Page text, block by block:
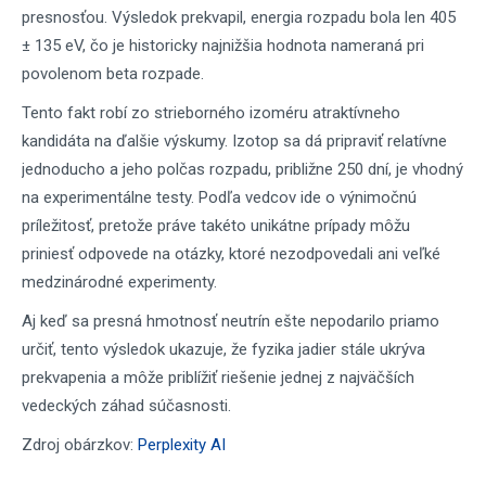
presnosťou. Výsledok prekvapil, energia rozpadu bola len 405
± 135 eV, čo je historicky najnižšia hodnota nameraná pri
povolenom beta rozpade.
Tento fakt robí zo strieborného izoméru atraktívneho
kandidáta na ďalšie výskumy. Izotop sa dá pripraviť relatívne
jednoducho a jeho polčas rozpadu, približne 250 dní, je vhodný
na experimentálne testy. Podľa vedcov ide o výnimočnú
príležitosť, pretože práve takéto unikátne prípady môžu
priniesť odpovede na otázky, ktoré nezodpovedali ani veľké
medzinárodné experimenty.
Aj keď sa presná hmotnosť neutrín ešte nepodarilo priamo
určiť, tento výsledok ukazuje, že fyzika jadier stále ukrýva
prekvapenia a môže priblížiť riešenie jednej z najväčších
vedeckých záhad súčasnosti.
Zdroj obárzkov: Perplexity AI